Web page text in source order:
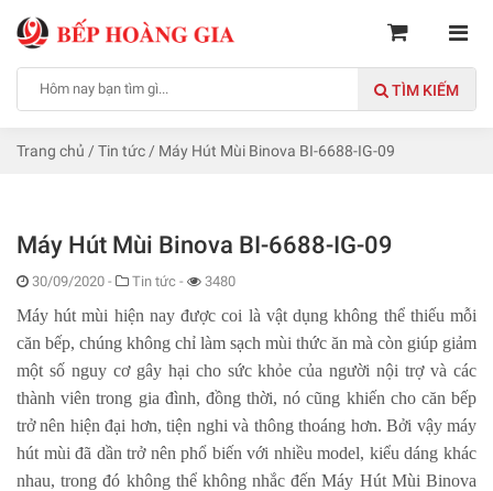
TÌM KIẾM
Trang chủ /Tin tức / Máy Hút Mùi Binova BI-6688-IG-09
Máy Hút Mùi Binova BI-6688-IG-09
30/09/2020 - Tin tức - 3480
Máy hút mùi hiện nay được coi là vật dụng không thể thiếu mỗi
căn bếp, chúng không chỉ làm sạch mùi thức ăn mà còn giúp giảm
một số nguy cơ gây hại cho sức khỏe của người nội trợ và các
thành viên trong gia đình, đồng thời, nó cũng khiến cho căn bếp
trở nên hiện đại hơn, tiện nghi và thông thoáng hơn. Bởi vậy máy
hút mùi đã dần trở nên phổ biến với nhiều model, kiểu dáng khác
nhau, trong đó không thể không nhắc đếnMáy Hút Mùi Binova